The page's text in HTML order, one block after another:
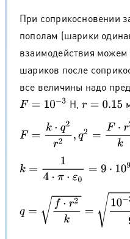
При соприкосновении
пополам (шарики
взаимодействия можем
шариков после
все величины надо
F= 10− 3 Н, r=0.15
2r 2 q2 r
k =9
=10−3⋅(0.15 9⋅109